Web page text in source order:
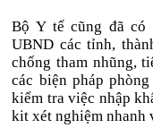
Bộ Y tế cũng đã có
UBND các tỉnh,
chống tham nhũng,
các biện pháp
kiểm tra việc nhập
kit xét nghiệm nhanh